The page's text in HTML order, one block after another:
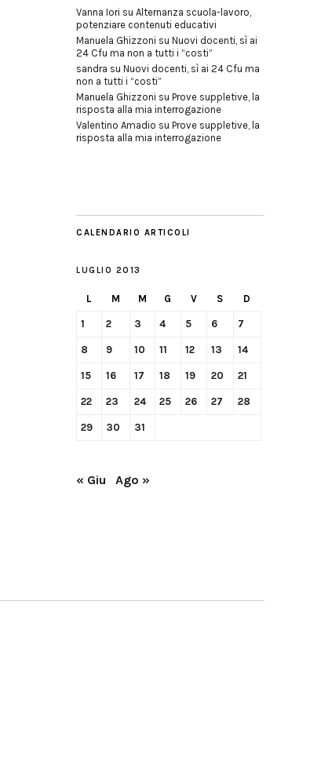
Vanna Iori su Alternanza scuola-lavoro,
potenziare contenuti educativi
Manuela Ghizzoni su Nuovi docenti, sì ai
24 Cfu ma non a tutti i “costi”
sandra su Nuovi docenti, sì ai 24 Cfu ma
non a tutti i “costi”
Manuela Ghizzoni su Prove suppletive, la
risposta alla mia interrogazione
Valentino Amadio su Prove suppletive, la
risposta alla mia interrogazione
CALENDARIO ARTICOLI
LUGLIO 2013
L M M G V S D
1 2 3 4 5 6 7
8 9 10 11 12 13 14
15 16 17 18 19 20 21
22 23 24 25 26 27 28
29 30 31
« Giu Ago »